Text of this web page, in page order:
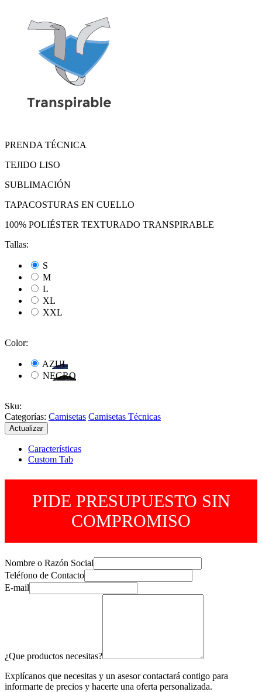
PRENDA TÉCNICA
TEJIDO LISO
SUBLIMACIÓN
TAPACOSTURAS EN CUELLO
100% POLIÉSTER TEXTURADO TRANSPIRABLE
Tallas:
S
M
L
XL
XXL
Color:
AZUL
NEGRO
Sku:
Categorías: Camisetas Camisetas Técnicas
Características
Custom Tab
PIDE PRESUPUESTO SIN
COMPROMISO
Nombre o Razón Social
Teléfono de Contacto
E-mail
¿Que productos necesitas?
Explícanos que necesitas y un asesor contactará contigo para
informarte de precios y hacerte una oferta personalizada.